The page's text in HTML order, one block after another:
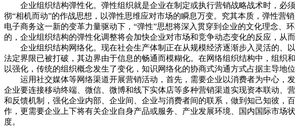
企业组织结构弹性化。弹性组织就是企业在制定或执行营销战略战术时，必
彻“相机而动”的作战思想，以弹性思维应对市场的瞬息万变。究其本质，弹性
电子商务这一新的变革力量驱动下，“弹性”思想将深入贯穿到企业的文化理念
的，企业组织结构的弹性化调整将会加快企业对市场和竞争动态变化的反应，从
企业组织结构网络化。现在社会生产体制正在从规模经济逐渐步入灵活的、
法定界限已被打破，其边界由于信息的畅通而模糊化。在网络组织结构中，组
以强化，传统的组织概念发生了变化，知识网络化的协商式沟通方式占据主导地
运用社交媒体等网络渠道开展营销活动，首先，需要企业以消费者为中心，
企业要连接移动终端、微信、微博和线下实体店等多种营销渠道实现资本联动
和反馈机制，强化企业内部、企业间、企业与消费者间的联系，做到知己知彼，
作，更需要企业上下将有关企业自身产品或服务、产业发展环境、国内国际市
度。